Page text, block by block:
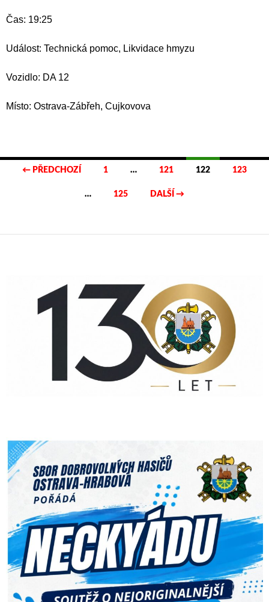
Čas: 19:25
Událost: Technická pomoc, Likvidace hmyzu
Vozidlo: DA 12
Místo: Ostrava-Zábřeh, Cujkovova
Navigace
← PŘEDCHOZÍ 1 … 121 122 123
… 125 DALŠÍ →